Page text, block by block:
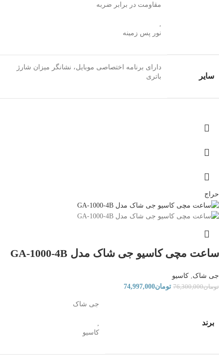
مقاومت در برابر ضربه
نور پس زمینه
سایر
دارای برنامه اختصاصی موبایل، نشانگر میزان شارژ
باتری
حراج
ساعت مچی کاسیو جی شاک مدل GA-1000-4B
جی شاک, کاسیو
تومان76,300,000 تومان74,997,000
برند
جی شاک
,
کاسیو